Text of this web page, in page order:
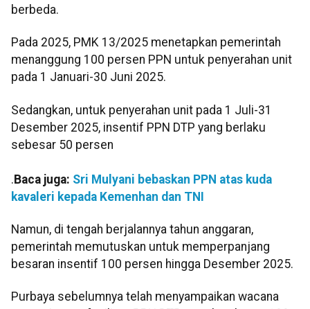
berbeda.
Pada 2025, PMK 13/2025 menetapkan pemerintah
menanggung 100 persen PPN untuk penyerahan unit
pada 1 Januari-30 Juni 2025.
Sedangkan, untuk penyerahan unit pada 1 Juli-31
Desember 2025, insentif PPN DTP yang berlaku
sebesar 50 persen
.Baca juga: Sri Mulyani bebaskan PPN atas kuda
kavaleri kepada Kemenhan dan TNI
Namun, di tengah berjalannya tahun anggaran,
pemerintah memutuskan untuk memperpanjang
besaran insentif 100 persen hingga Desember 2025.
Purbaya sebelumnya telah menyampaikan wacana